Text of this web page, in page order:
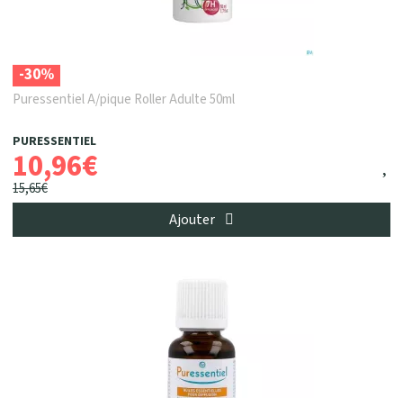
-30%
Puressentiel A/pique Roller Adulte 50ml
PURESSENTIEL
10,96€
15,65€
Ajouter